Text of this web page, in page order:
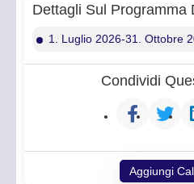
Dettagli Sul Programma
1. Luglio 2026-31. Ottobre
Condividi
Aggiungi